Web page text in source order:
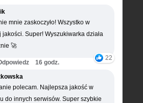
mnie zaskoczyło! Wszystko w
jakości. Super! Wyszukiwarka działa
🚀
22
16 godz.
polecam. Najlepsza jakość w
do innych serwisów. Super szybkie